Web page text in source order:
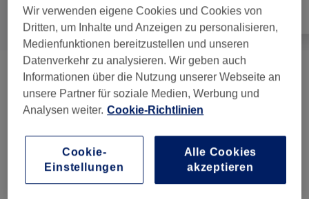
Alle Gesicht
[COMFORT ZONE] Augenbehandlung/Eye
Treatment (1)
55 €
Mit Klang/Facials With Healing Bowls (6)
ab 55 €
[COMFORT ZONE]
ab 75 €
Wir verwenden eigene Cookies und Cookies von
Dritten, um Inhalte und Anzeigen zu personalisieren,
Medienfunktionen bereitzustellen und unseren
Datenverkehr zu analysieren. Wir geben auch
Informationen über die Nutzung unserer Webseite an
unsere Partner für soziale Medien, Werbung und
Analysen weiter. Cookie-Richtlinien
Alle Cookies
akzeptieren
Cookie-
Einstellungen